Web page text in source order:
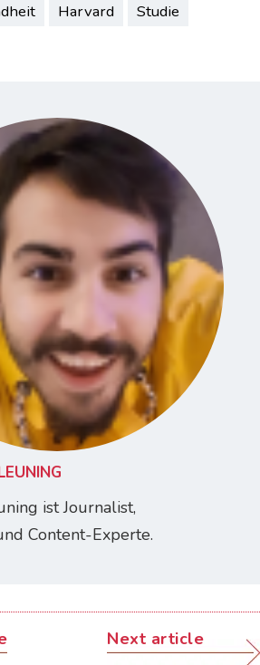
Harvard
Studie
ist Journalist,
Content-Experte.
Next article